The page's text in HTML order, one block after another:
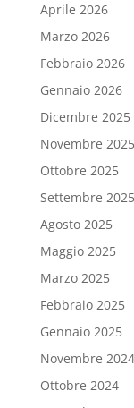
Aprile 2026
Marzo 2026
Febbraio 2026
Gennaio 2026
Dicembre 2025
Novembre 2025
Ottobre 2025
Settembre 2025
Agosto 2025
Maggio 2025
Marzo 2025
Febbraio 2025
Gennaio 2025
Novembre 2024
Ottobre 2024